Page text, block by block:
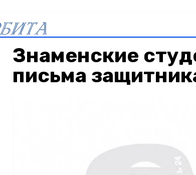
Знаменские
письма